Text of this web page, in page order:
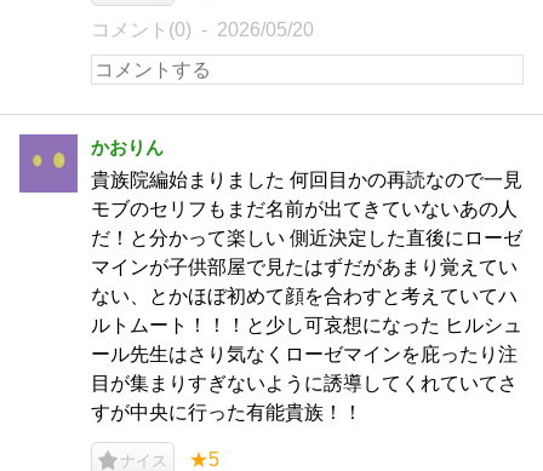
コメント(0) 2026/05/20
かおりん
貴族院編始まりました 何回目かの再読なので一見
モブのセリフもまだ名前が出てきていないあの人
だ！と分かって楽しい 側近決定した直後にローゼ
マインが子供部屋で見たはずだがあまり覚えてい
ない、とかほぼ初めて顔を合わすと考えていてハ
ルトムート！！！と少し可哀想になった ヒルシュ
ール先生はさり気なくローゼマインを庇ったり注
目が集まりすぎないように誘導してくれていてさ
すが中央に行った有能貴族！！
ナイス ★5